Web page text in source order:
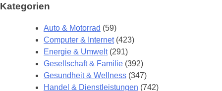
Kategorien
Auto & Motorrad (59)
Computer & Internet(423)
Energie & Umwelt(291)
Gesellschaft & Familie (392)
Gesundheit & Wellness (347)
Handel & Dienstleistungen (742)